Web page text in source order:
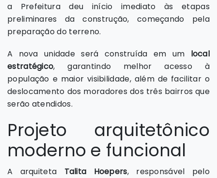
a Prefeitura deu início imediato às etapas
preliminares da construção, começando pela
preparação do terreno.
A nova unidade será construída em um local
estratégico, garantindo melhor acesso à
população e maior visibilidade, além de facilitar o
deslocamento dos moradores dos três bairros que
serão atendidos.
Projeto arquitetônico
moderno e funcional
A arquiteta Talita Hoepers, responsável pelo